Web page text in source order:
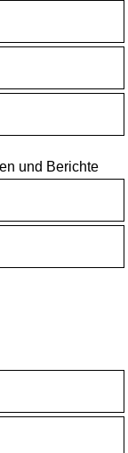
und Berichte